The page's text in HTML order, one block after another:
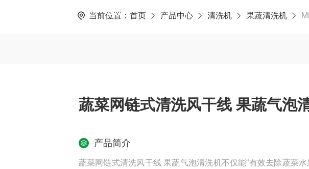
当前位置： 首页 产品中心 清洗机 果蔬清洗机
蔬菜网链式清洗风干线 果蔬气泡
产品简介
蔬菜网链式清洗风干线 果蔬气泡清洗机不仅能“有效去除蔬菜